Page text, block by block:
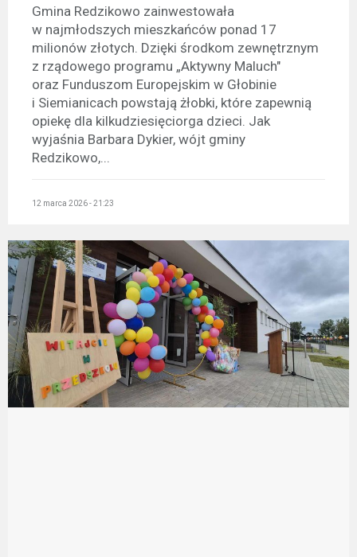
Gmina Redzikowo zainwestowała
w najmłodszych mieszkańców ponad 17
milionów złotych. Dzięki środkom zewnętrznym
z rządowego programu „Aktywny Maluch"
oraz Funduszom Europejskim w Głobinie
i Siemianicach powstają żłobki, które zapewnią
opiekę dla kilkudziesięciorga dzieci. Jak
wyjaśnia Barbara Dykier, wójt gminy
Redzikowo,...
12 marca 2026 - 21:23